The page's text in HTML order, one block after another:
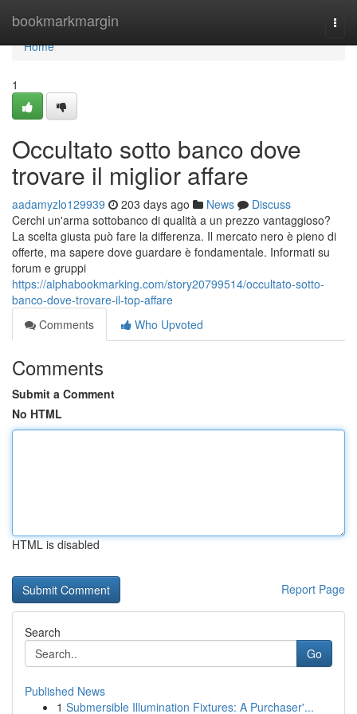
bookmarkmargin
Home
Home
1
Occultato sotto banco dove
trovare il miglior affare
aadamyzlo129939 203 days ago News
Discuss
Cerchi un'arma sottobanco di qualità a un prezzo vantaggioso?
La scelta giusta può fare la differenza. Il mercato nero è pieno di
offerte, ma sapere dove guardare è fondamentale. Informati su
forum e gruppi
https://alphabookmarking.com/story20799514/occultato-sotto-
banco-dove-trovare-il-top-affare
Comments
Who Upvoted
Comments
Submit a Comment
No HTML
HTML is disabled
Report Page
Search
Go
Published News
1 Submersible Illumination Fixtures: A Purchaser'...